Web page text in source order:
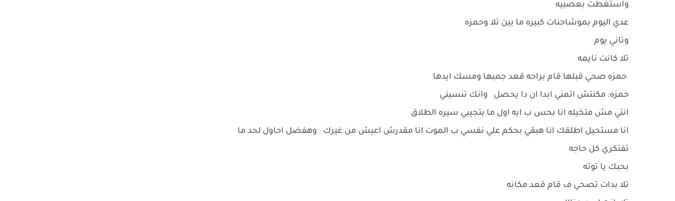
واستغطت بعصبيه
عدي اليوم بموشاحنات كبيره ما بين تلا وحمزه
وتاني يوم
تلا كانت نايمه
حمزه صحي قبلها قام براحه قعد جمبها ومسك ايدها
حمزه: مكنتش اتمني ابدا ان دا يحصل وانك تنسيني
انتي مش متخيله انا بحس ب ايه اول ما بتجيبي سيره الطلاق
انا مستحيل اطلقك انا هبقي بحكم علي نفسي ب الموت انا مقدرش اعيش من غيرك وهفضل احاول لحد ما
تفتكري كل حاجه
بحبك يا توته
تلا بدات تصحي ف قام قعد مكانه